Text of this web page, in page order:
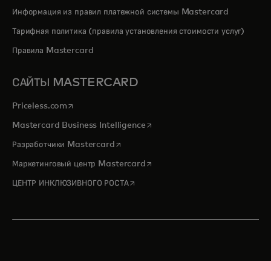
Информация из правил платежной системы Mastercard
Тарифная политика (правила установления стоимости услуг)
Правила Mastercard
САЙТЫ MASTERCARD
Priceless.com opens in a new tab
Mastercard Business Intelligenceopens in a new tab
Разработчики Mastercardopens in a new tab
Маркетинговый центр Mastercardopens in a new tab
ЦЕНТР ИНКЛЮЗИВНОГО РОСТАopens in a new tab